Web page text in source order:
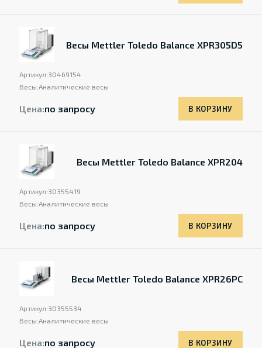
Весы Mettler Toledo Balance XPR305D5
Артикул:30469154
Весы:Аналитические весы
Цена:по запросу В КОРЗИНУ
Весы Mettler Toledo Balance XPR204
Артикул:30355419
Весы:Аналитические весы
Цена:по запросу В КОРЗИНУ
Весы Mettler Toledo Balance XPR26PC
Артикул:30355534
Весы:Аналитические весы
Цена:по запросу В КОРЗИНУ